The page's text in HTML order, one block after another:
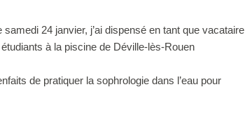
24 janvier, j’ai dispensé en tant que vacataire
à la piscine de Déville-lès-Rouen
de pratiquer la sophrologie dans l’eau pour